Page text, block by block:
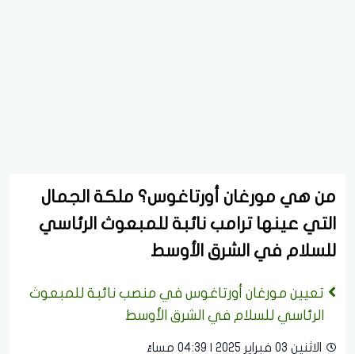
من هي مورغان أورتاغوس؟ ملكة الجمال
التي عينها ترامب نائبة للمبعوث الرئاسي
للسلام في الشرق الأوسط
تعيين مورغان أورتاغوس في منصب نائبة للمبعوث
الرئاسي للسلام في الشرق الأوسط
الاثنين 03 فبراير 2025 | 04:39 مساءً